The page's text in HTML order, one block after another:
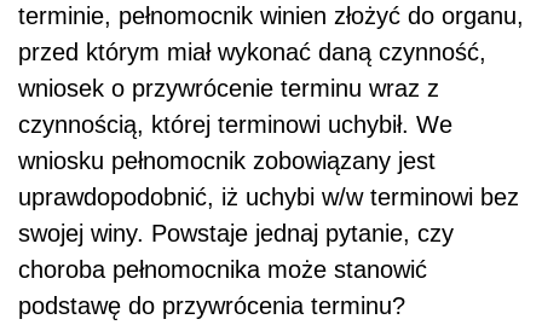
terminie, pełnomocnik winien złożyć do organu,
przed którym miał wykonać daną czynność,
wniosek o przywrócenie terminu wraz z
czynnością, której terminowi uchybił. We
wniosku pełnomocnik zobowiązany jest
uprawdopodobnić, iż uchybi w/w terminowi bez
swojej winy. Powstaje jednaj pytanie, czy
choroba pełnomocnika może stanowić
podstawę do przywrócenia terminu?